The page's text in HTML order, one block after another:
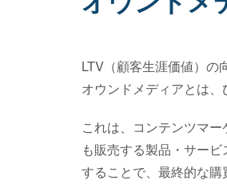
LTV（顧客生涯価値）の
オウンドメディアとは、
これは、コンテンツマ
も販売する製品・サー
することで、最終的な購